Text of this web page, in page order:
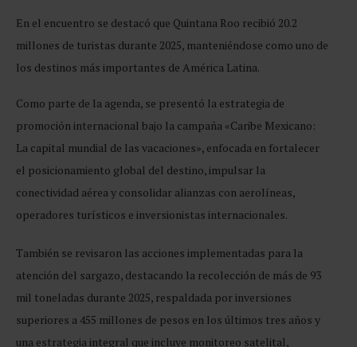
En el encuentro se destacó que Quintana Roo recibió 20.2
millones de turistas durante 2025, manteniéndose como uno de
los destinos más importantes de América Latina.
Como parte de la agenda, se presentó la estrategia de
promoción internacional bajo la campaña «Caribe Mexicano:
La capital mundial de las vacaciones», enfocada en fortalecer
el posicionamiento global del destino, impulsar la
conectividad aérea y consolidar alianzas con aerolíneas,
operadores turísticos e inversionistas internacionales.
También se revisaron las acciones implementadas para la
atención del sargazo, destacando la recolección de más de 93
mil toneladas durante 2025, respaldada por inversiones
superiores a 455 millones de pesos en los últimos tres años y
una estrategia integral que incluye monitoreo satelital,